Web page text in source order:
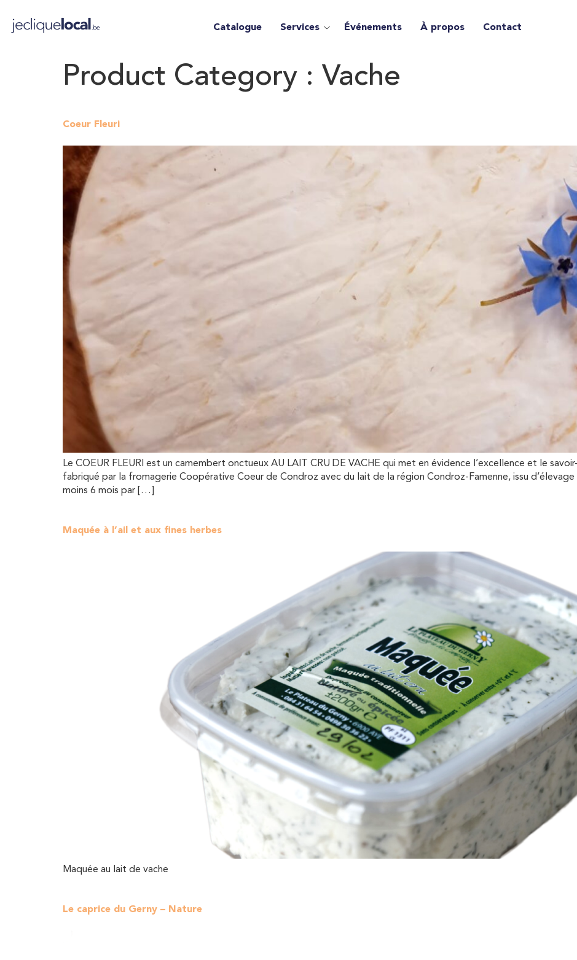
Catalogue Services Événements À propos Contact
Product Category : Vache
Coeur Fleuri
Le COEUR FLEURI est un camembert onctueux AU LAIT CRU DE VACHE qui met en évidence l’excellence et le
fabriqué par la fromagerie Coopérative Coeur de Condroz avec du lait de la région Condroz-Famenne, issu
moins 6 mois par […]
Maquée à l’ail et aux fines herbes
Maquée au lait de vache
Le caprice du Gerny – Nature